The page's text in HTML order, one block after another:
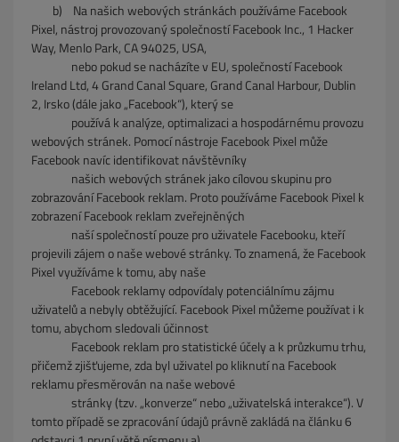
b)
Na našich webových stránkách používáme Facebook
Pixel, nástroj provozovaný společností Facebook Inc., 1 Hacker
Way, Menlo Park, CA 94025, USA,
nebo pokud se nacházíte v EU, společností Facebook
Ireland Ltd, 4 Grand Canal Square, Grand Canal Harbour, Dublin
2, Irsko (dále jako „Facebook“), který se
používá k analýze, optimalizaci a hospodárnému provozu
webových stránek. Pomocí nástroje Facebook Pixel může
Facebook navíc identifikovat návštěvníky
našich webových stránek jako cílovou skupinu pro
zobrazování Facebook reklam. Proto používáme Facebook Pixel k
zobrazení Facebook reklam zveřejněných
naší společností pouze pro uživatele Facebooku, kteří
projevili zájem o naše webové stránky. To znamená, že Facebook
Pixel využíváme k tomu, aby naše
Facebook reklamy odpovídaly potenciálnímu zájmu
uživatelů a nebyly obtěžující. Facebook Pixel můžeme používat i k
tomu, abychom sledovali účinnost
Facebook reklam pro statistické účely a k průzkumu trhu,
přičemž zjišťujeme, zda byl uživatel po kliknutí na Facebook
reklamu přesměrován na naše webové
stránky (tzv. „konverze“ nebo „uživatelská interakce“). V
tomto případě se zpracování údajů právně zakládá na článku 6